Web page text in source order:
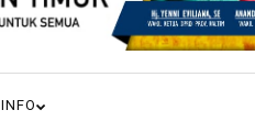
INFO